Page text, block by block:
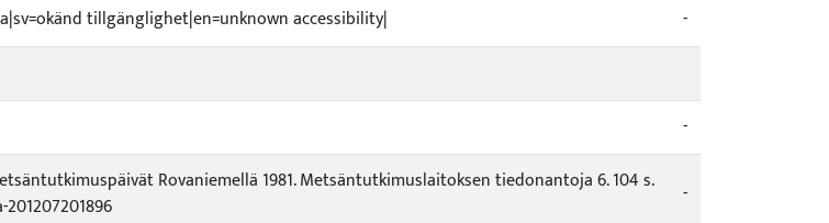
tillgänglighet|en=unknown accessibility|
-
-
Rovaniemellä 1981. Metsäntutkimuslaitoksen tiedonantoja 6. 104 s.
-